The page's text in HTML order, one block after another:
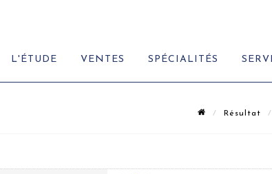
L'ÉTUDE VENTES SPÉCIALITÉS
Résultat